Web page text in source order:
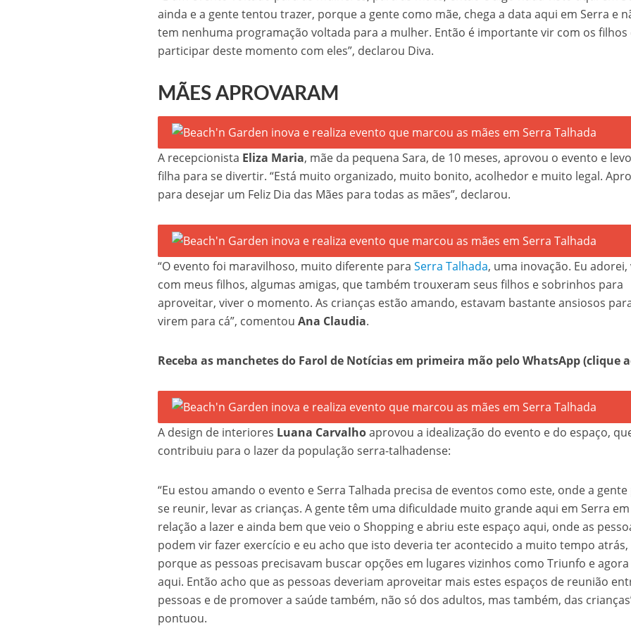
ainda e a gente tentou trazer, porque a gente como mãe, chega a data aqui em Serra e
tem nenhuma programação voltada para a mulher. Então é importante vir com os filhos
participar deste momento com eles”, declarou Diva.
MÃES APROVARAM
A recepcionista Eliza Maria, mãe da pequena Sara, de 10 meses, aprovou o evento e
filha para se divertir. “Está muito organizado, muito bonito, acolhedor e muito legal.
para desejar um Feliz Dia das Mães para todas as mães”, declarou.
“O evento foi maravilhoso, muito diferente paraSerra Talhada, uma inovação. Eu adorei,
com meus filhos, algumas amigas, que também trouxeram seus filhos e sobrinhos para
aproveitar, viver o momento. As crianças estão amando, estavam bastante ansiosos
virem para cá”, comentouAna Claudia.
Receba as manchetes do Farol de Notícias em primeira mão pelo WhatsApp(clique
A design de interiores Luana Carvalhoaprovou a idealização do evento e do espaço,
contribuiu para o lazer da população serra-talhadense:
“Eu estou amando o evento e Serra Talhada precisa de eventos como este, onde a
se reunir, levar as crianças. A gente têm uma dificuldade muito grande aqui em Serra em
relação a lazer e ainda bem que veio o Shopping e abriu este espaço aqui, onde as
podem vir fazer exercício e eu acho que isto deveria ter acontecido a muito tempo atrás,
porque as pessoas precisavam buscar opções em lugares vizinhos como Triunfo e
aqui. Então acho que as pessoas deveriam aproveitar mais estes espaços de reunião
pessoas e de promover a saúde também, não só dos adultos, mas também, das
pontuou.